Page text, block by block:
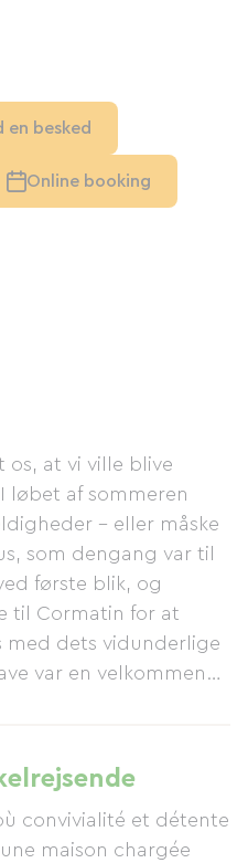
os, at vi ville blive
løbet af sommeren
– eller måske
som dengang var til
første blik, og
til Cormatin for at
med dets vidunderlige
var en velkommen
håndværksmæssigt
gæster og venner skal
pause fra deres
stedet med mange
convivialité et détente
maison chargée
en besked
Online booking